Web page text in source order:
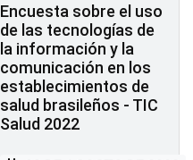
Encuesta sobre el uso
de las tecnologías de
la información y la
comunicación en los
establecimientos de
salud brasileños - TIC
Salud 2022